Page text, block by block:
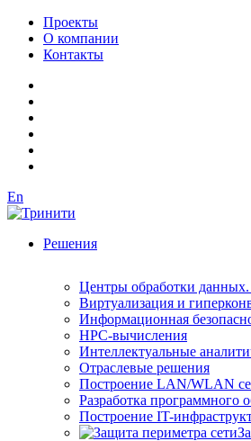
Проекты
О компании
Контакты
En
Решения
Центры обработки
Виртуализация и
Информационная
HPC-вычисления
Интеллектуальные
Отраслевые решения
Построение LAN/WLAN
Разработка программного
Построение IT-